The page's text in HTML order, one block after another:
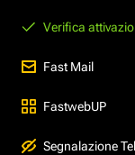
Verifica
Fast Mail
FastwebUP
Segnalazione